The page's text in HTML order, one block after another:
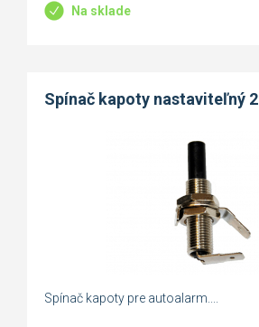
Na sklade
Spínač kapoty nastaviteľný 2
Spínač kapoty pre autoalarm....